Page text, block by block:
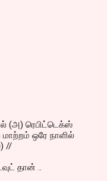
(அ) ரெபிட்டெக்ஸ்
ஒரே நாளில்
//
தான் ..